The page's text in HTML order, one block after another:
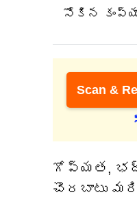
సోకిన
Scan &
గోప్యత,
చొరబాటు